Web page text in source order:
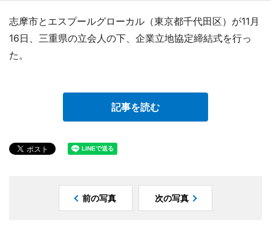
志摩市とエスプールグローカル（東京都千代田区）が11月
16日、三重県の立会人の下、企業立地協定締結式を行っ
た。
記事を読む
前の写真 次の写真